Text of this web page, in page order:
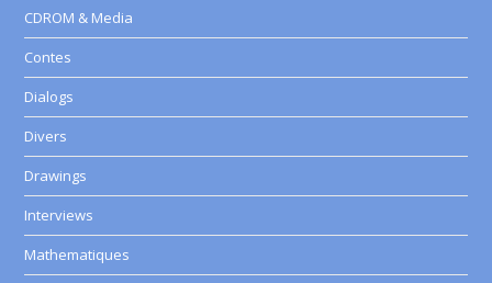
CDROM & Media
Contes
Dialogs
Divers
Drawings
Interviews
Mathematiques